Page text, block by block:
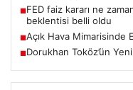
■FED faiz kararı ne
beklentisi belli oldu
■Açık Hava Mimarisinde
■Dorukhan Toköz’ün Yeni